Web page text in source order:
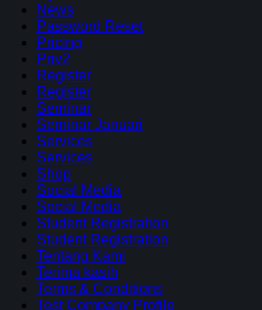
News
Password Reset
Pricing
Priv2
Register
Register
Seminar
Seminar Januari
Services
Services
Shop
Social Media
Social Media
Student Registration
Student Registration
Tentang Kami
Terima kasih
Terms & Conditions
Test Company Profile